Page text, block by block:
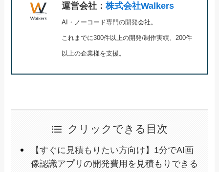
運営会社：株式会社Walkers
AI・ノーコード専門の開発会社。
これまでに300件以上の開発/制作実績、200件
以上の企業様を支援。
クリックできる目次
【すぐに見積もりたい方向け】1分でAI画
像認識アプリの開発費用を見積もりできる